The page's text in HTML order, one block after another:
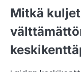
Mitkä